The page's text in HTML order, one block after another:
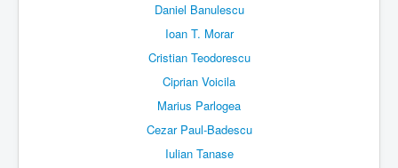
Daniel Banulescu
Ioan T. Morar
Cristian Teodorescu
Ciprian Voicila
Marius Parlogea
Cezar Paul-Badescu
Iulian Tanase